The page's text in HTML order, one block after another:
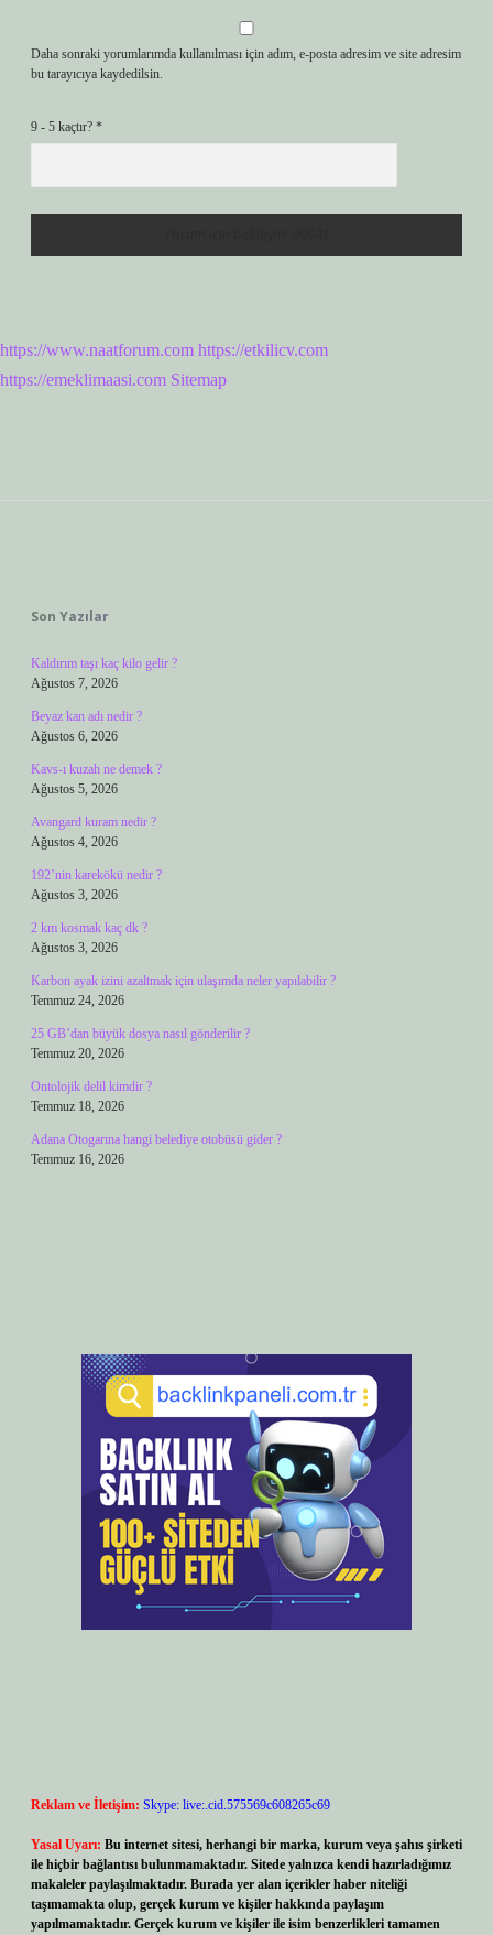
Daha sonraki yorumlarımda kullanılması için adım, e-posta adresim ve site adresim
bu tarayıcıya kaydedilsin.
9 - 5 kaçtır? *
https://www.naatforum.com https://etkilicv.com
https://emeklimaasi.com Sitemap
Son Yazılar
Kaldırım taşı kaç kilo gelir ?
Ağustos 7, 2026
Beyaz kan adı nedir ?
Ağustos 6, 2026
Kavs-ı kuzah ne demek ?
Ağustos 5, 2026
Avangard kuram nedir ?
Ağustos 4, 2026
192’nin karekökü nedir ?
Ağustos 3, 2026
2 km kosmak kaç dk ?
Ağustos 3, 2026
Karbon ayak izini azaltmak için ulaşımda neler yapılabilir ?
Temmuz 24, 2026
25 GB’dan büyük dosya nasıl gönderilir ?
Temmuz 20, 2026
Ontolojik delil kimdir ?
Temmuz 18, 2026
Adana Otogarına hangi belediye otobüsü gider ?
Temmuz 16, 2026
Reklam ve İletişim: Skype: live:.cid.575569c608265c69
Yasal Uyarı: Bu internet sitesi, herhangi bir marka, kurum veya şahıs şirketi
ile hiçbir bağlantısı bulunmamaktadır. Sitede yalnızca kendi hazırladığımız
makaleler paylaşılmaktadır. Burada yer alan içerikler haber niteliği
taşımamakta olup, gerçek kurum ve kişiler hakkında paylaşım
yapılmamaktadır. Gerçek kurum ve kişiler ile isim benzerlikleri tamamen